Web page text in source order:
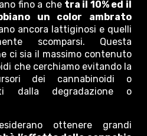
fino a che tra il 10% ed il
un color ambrato
ancora lattiginosi e quelli
scomparsi. Questa
ci sia il massimo contenuto
che cerchiamo evitando la
dei cannabinoidi o
dalla degradazione o
ottenere grandi